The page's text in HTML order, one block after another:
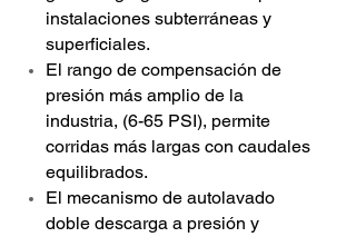
instalaciones subterráneas y
superficiales.
El rango de compensación de
presión más amplio de la
industria, (6-65 PSI), permite
corridas más largas con caudales
equilibrados.
El mecanismo de autolavado
doble descarga a presión y